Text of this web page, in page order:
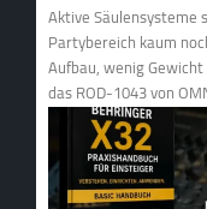
Aktive Säulensysteme
Partybereich kaum
Aufbau, wenig
das ROD-